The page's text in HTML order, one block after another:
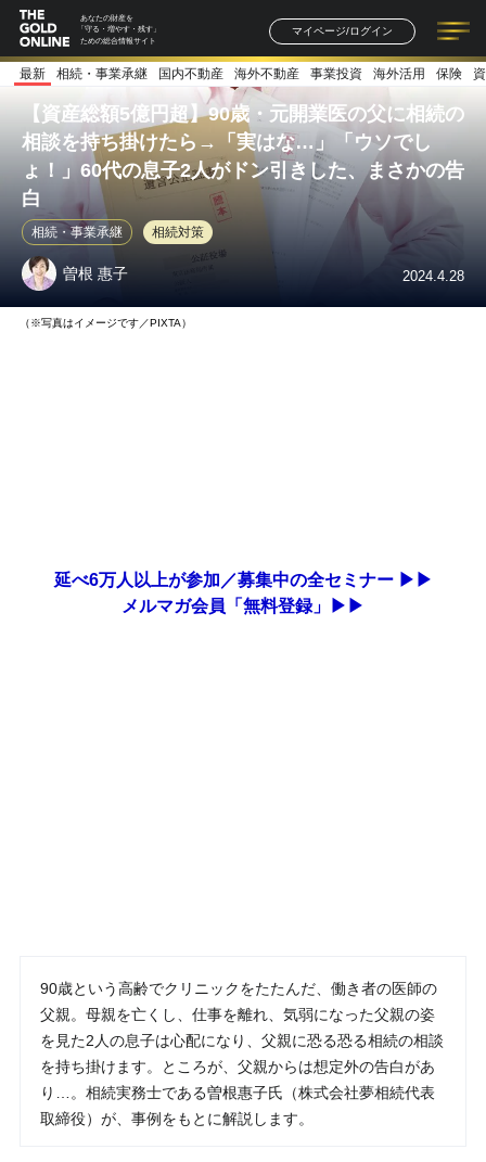
あなたの財産を
「守る・増やす・残す」
ための総合情報サイト
マイページ/ログイン
記事一覧 連載一覧
著者一覧 書籍一覧
最新 相続・事業承継 国内不動産 海外不動産 事業投資 海外活用 保険
【資産総額5億円超】90歳・元開業医の父に相続の
相談を持ち掛けたら→「実はな…」「ウソでし
ょ！」60代の息子2人がドン引きした、まさかの告
白
相続・事業承継 相続対策
曽根 惠子 2024.4.28
（※写真はイメージです／PIXTA）
延べ6万人以上が参加／募集中の全セミナー ▶▶
メルマガ会員「無料登録」▶▶
90歳という高齢でクリニックをたたんだ、働き者の医師の
父親。母親を亡くし、仕事を離れ、気弱になった父親の姿
を見た2人の息子は心配になり、父親に恐る恐る相続の相談
を持ち掛けます。ところが、父親からは想定外の告白があ
り…。相続実務士である曽根惠子氏（株式会社夢相続代表
取締役）が、事例をもとに解説します。